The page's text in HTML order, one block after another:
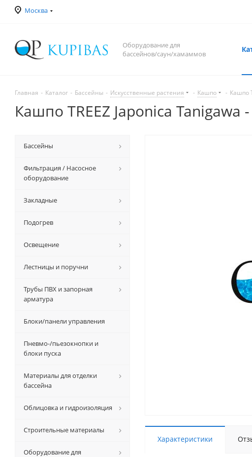
Москва
Оборудование для
бассейнов/саун/хамаммов
Главная - Каталог - Бассейны - Искусственные растения - Кашпо - Кашпо
Кашпо TREEZ Japonica
Характеристики
Бассейны
Фильтрация / Насосное
оборудование
Закладные
Подогрев
Освещение
Лестницы и поручни
Трубы ПВХ и запорная
арматура
Блоки/панели управления
Пневмо-/пьезокнопки и
блоки пуска
Материалы для отделки
бассейна
Облицовка и гидроизоляция
Строительные материалы
Оборудование для